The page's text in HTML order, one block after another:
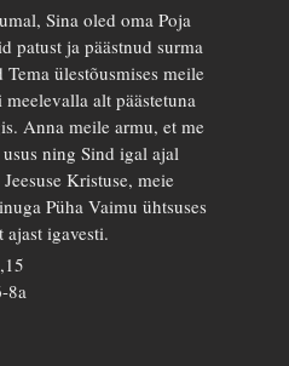
Sina oled oma Poja
patust ja päästnud surma
ülestõusmises meile
alt päästetuna
Anna meile armu, et me
ning Sind igal ajal
Kristuse, meie
Püha Vaimu ühtsuses
ajast igavesti.
8a